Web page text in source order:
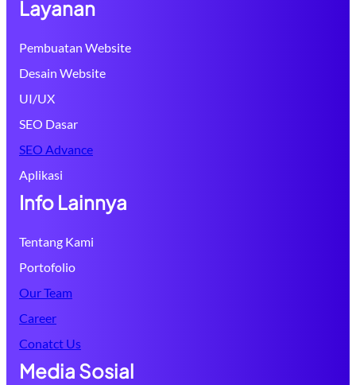
Layanan
Pembuatan Website
Desain Website
UI/UX
SEO Dasar
SEO Advance
Aplikasi
Info Lainnya
Tentang Kami
Portofolio
Our Team
Career
Conatct Us
Media Sosial